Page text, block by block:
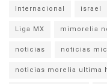
Internacional israel
Liga MX mimorelia
noticias noticias
noticias morelia ultima